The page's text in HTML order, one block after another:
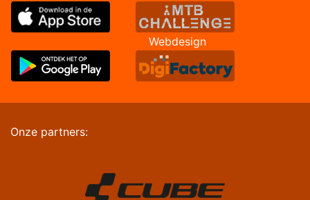
Webdesign
Onze partners: